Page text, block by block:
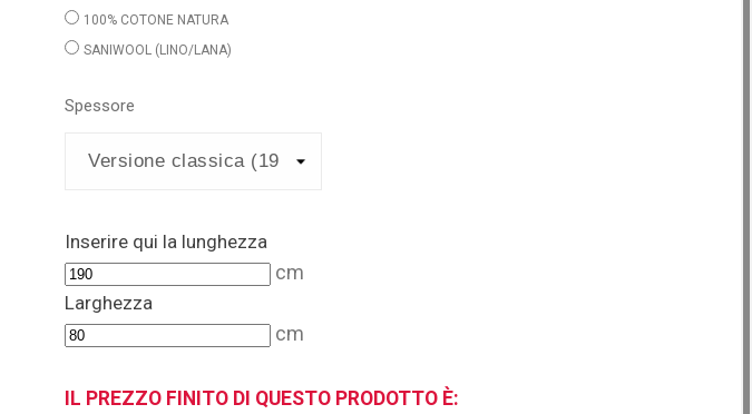
100% COTONE NATURA
SANIWOOL (LINO/LANA)
Spessore
Inserire qui la lunghezza
cm
Larghezza
cm
IL PREZZO FINITO DI QUESTO PRODOTTO È: